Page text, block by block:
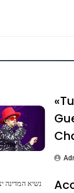
נשיא המדינה